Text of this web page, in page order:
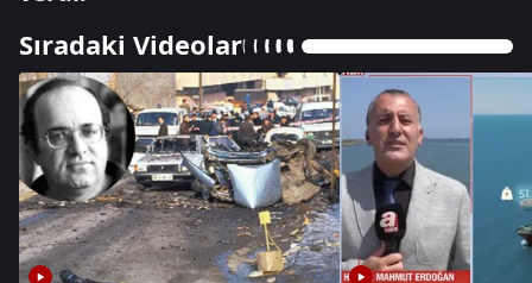
Sıradaki Videolar